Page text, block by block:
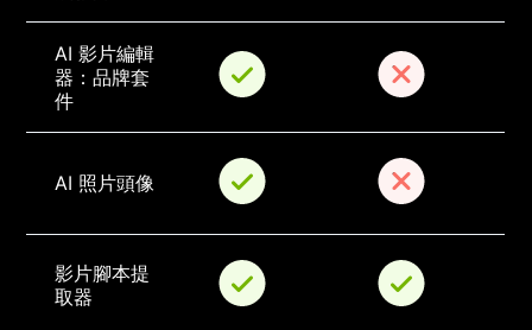
AI 影片編輯
器：品牌套
件
AI 照片頭像
影片腳本提
取器